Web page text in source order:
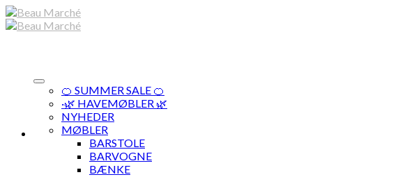
Skip
to
🍊 SUMMER SALE 🍊
·🌿 HAVEMØBLER 🌿
NYHEDER
MØBLER
BARSTOLE
BARVOGNE
BÆNKE